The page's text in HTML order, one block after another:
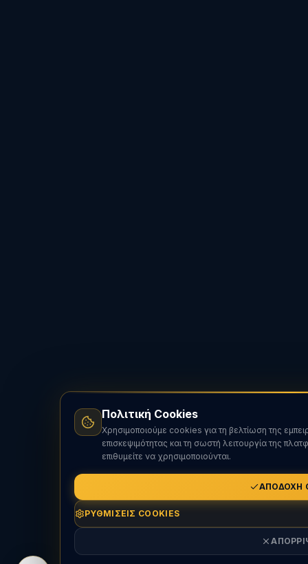
Πολιτική Cookies
Χρησιμοποιούμε cookies για τη βελτίωση της
επισκεψιμότητας και τη σωστή λειτουργία της
επιθυμείτε να χρησιμοποιούνται.
ΑΠΟΔΟΧΉ
ΡΥΘΜΊΣΕΙΣ COOKIES